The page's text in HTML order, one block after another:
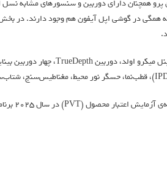
همچنان دارای دوربین‌ و سنسورهای مشابه